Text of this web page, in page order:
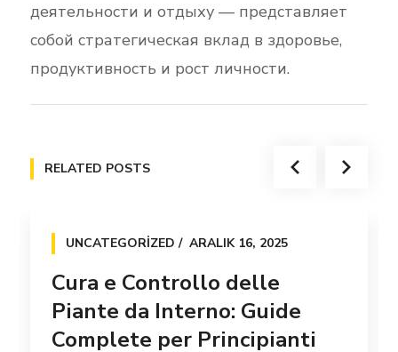
деятельности и отдыху — представляет
собой стратегическая вклад в здоровье,
продуктивность и рост личности.
RELATED POSTS
UNCATEGORIZED ARALIK 16, 2025
Cura e Controllo delle
Piante da Interno: Guide
Complete per Principianti